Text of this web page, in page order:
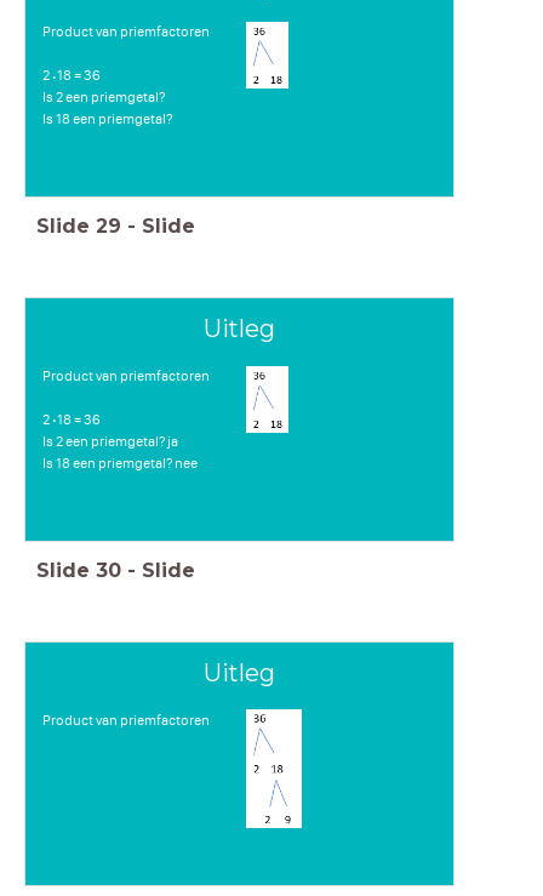
Product van priemfactoren
2 18 = 36
Is 2 een priemgetal?
Is 18 een priemgetal?
⋅
Slide 29 - Slide
Uitleg
Product van priemfactoren
2 18 = 36
Is 2 een priemgetal? ja
Is 18 een priemgetal? nee
⋅
Slide 30 - Slide
Uitleg
Product van priemfactoren